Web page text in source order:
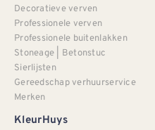
Decoratieve verven
Professionele verven
Professionele buitenlakken
Stoneage | Betonstuc
Sierlijsten
Gereedschap verhuurservice
Merken
KleurHuys